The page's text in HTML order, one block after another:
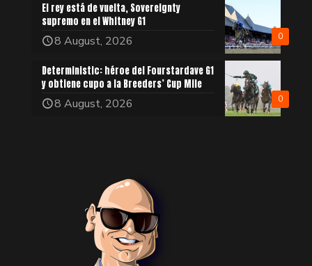
0
El rey está de vuelta, Sovereignty
supremo en el Whitney G1
8 August, 2026
0
Deterministic: héroe del Fourstardave G1
y obtiene cupo a la Breeders’ Cup Mile
8 August, 2026